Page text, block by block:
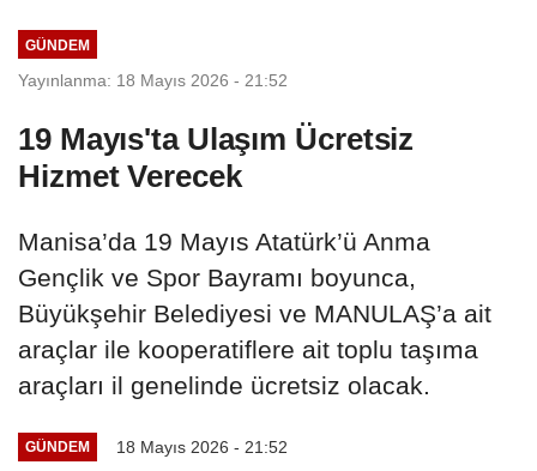
GÜNDEM
Yayınlanma: 18 Mayıs 2026 - 21:52
19 Mayıs'ta Ulaşım Ücretsiz
Hizmet Verecek
Manisa’da 19 Mayıs Atatürk’ü Anma
Gençlik ve Spor Bayramı boyunca,
Büyükşehir Belediyesi ve MANULAŞ’a ait
araçlar ile kooperatiflere ait toplu taşıma
araçları il genelinde ücretsiz olacak.
GÜNDEM 18 Mayıs 2026 - 21:52